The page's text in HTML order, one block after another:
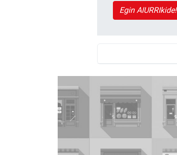
Egin AIURRIkide!